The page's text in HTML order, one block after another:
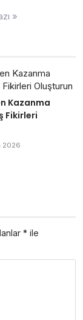
»
Kazanma
Fikirleri
2026
* ile